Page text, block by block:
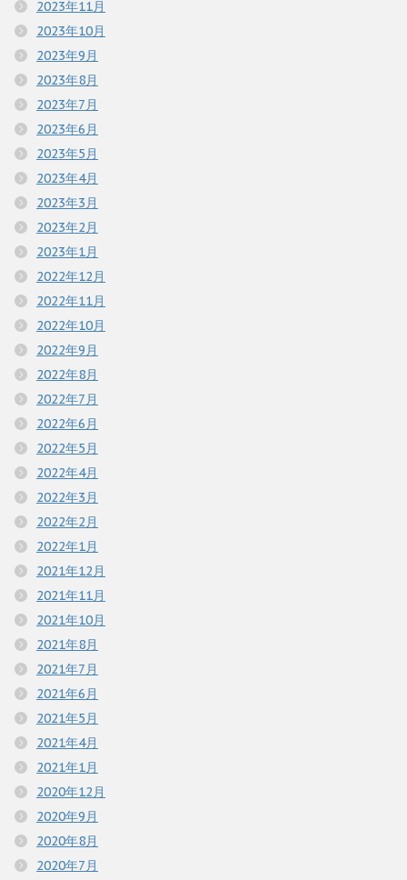
2023年11月
2023年10月
2023年9月
2023年8月
2023年7月
2023年6月
2023年5月
2023年4月
2023年3月
2023年2月
2023年1月
2022年12月
2022年11月
2022年10月
2022年9月
2022年8月
2022年7月
2022年6月
2022年5月
2022年4月
2022年3月
2022年2月
2022年1月
2021年12月
2021年11月
2021年10月
2021年8月
2021年7月
2021年6月
2021年5月
2021年4月
2021年1月
2020年12月
2020年9月
2020年8月
2020年7月